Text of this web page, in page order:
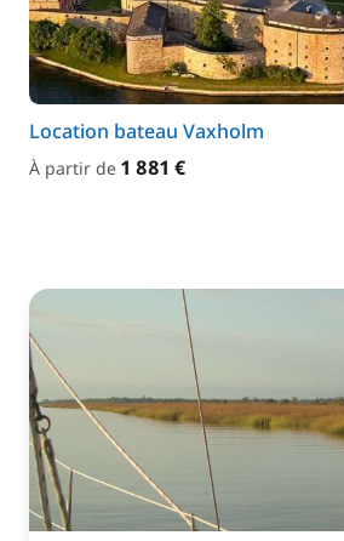
Location bateau Vaxholm
À partir de 1 881 €